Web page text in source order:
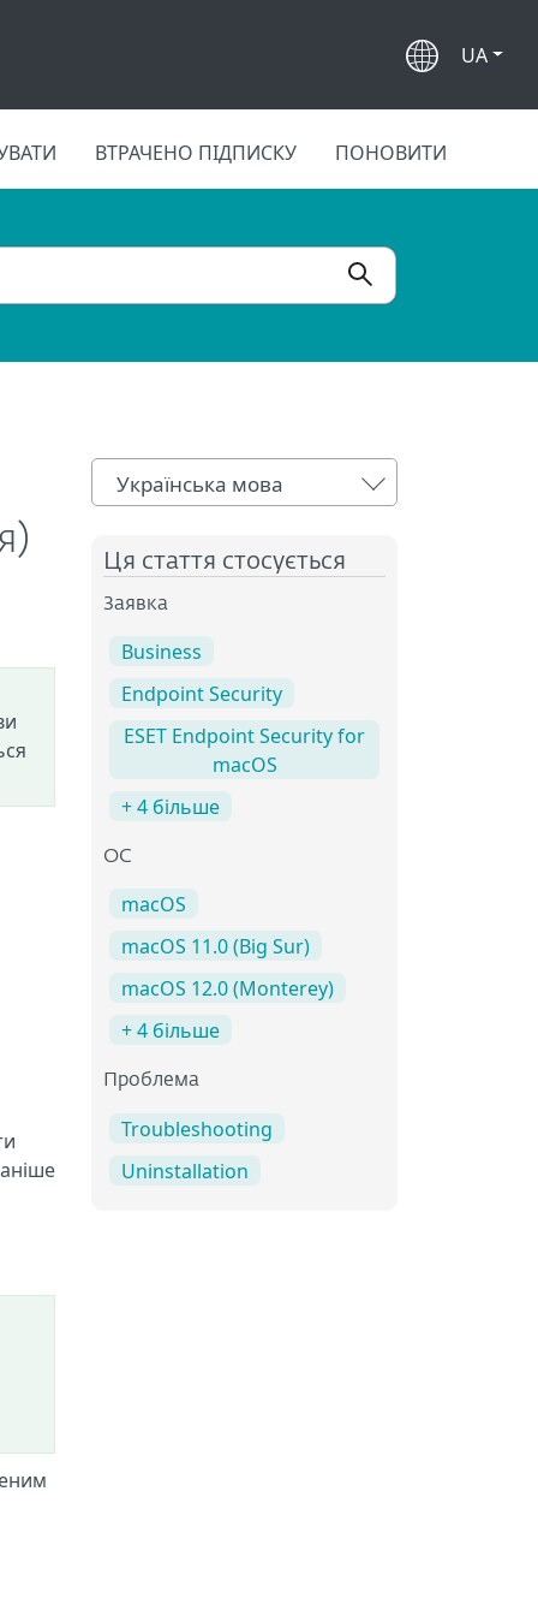
UA
ВТРАЧЕНО ПІДПИСКУ ПОНОВИТИ
Українська мова
Ця стаття стосується
Заявка
Business
Endpoint Security
ESET Endpoint Security for
macOS
+ 4 більше
ОС
macOS
macOS 11.0 (Big Sur)
macOS 12.0 (Monterey)
+ 4 більше
Проблема
Troubleshooting
Uninstallation